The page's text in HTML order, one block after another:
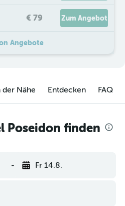
€ 79 Zum Angebot
Angebote
der Nähe Entdecken FAQ
Poseidon finden
- Fr 14.8.